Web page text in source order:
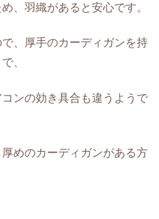
、羽織があると安心です。
、厚手のカーディガンを持
、
ンの効き具合も違うようで
めのカーディガンがある方